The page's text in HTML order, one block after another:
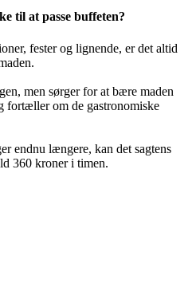
til at passe buffeten?
fester og lignende, er det altid
men sørger for at bære maden
fortæller om de gastronomiske
endnu længere, kan det sagtens
360 kroner i timen.